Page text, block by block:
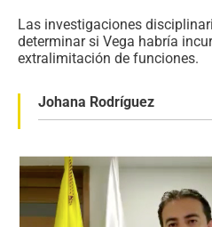
Las investigaciones
determinar si Vega habría
extralimitación de funciones.
Johana Rodríguez